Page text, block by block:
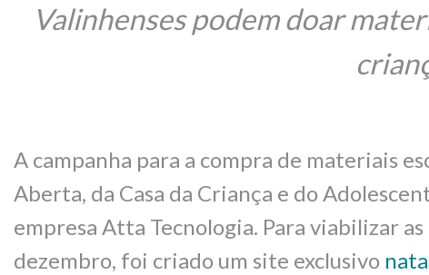
Valinhenses podem doar
A campanha para a compra de materiais
Aberta, da Casa da Criança e do
empresa Atta Tecnologia. Para viabilizar
dezembro, foi criado um site exclusivo